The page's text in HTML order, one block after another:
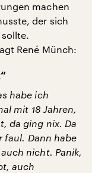
machen
der sich
René Münch:
habe ich
mit 18 Jahren,
da ging nix. Da
faul. Dann habe
nicht. Panik,
auch